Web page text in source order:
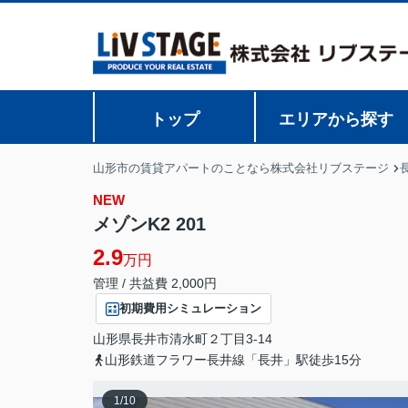
トップ エリアから探す
山形市の賃貸アパートのことなら株式会社リブステージ
NEW
メゾンK2 201
2.9万円
管理 / 共益費 2,000円
初期費用シミュレーション
山形県長井市清水町２丁目3-14
山形鉄道フラワー長井線「長井」駅徒歩15分
1/10